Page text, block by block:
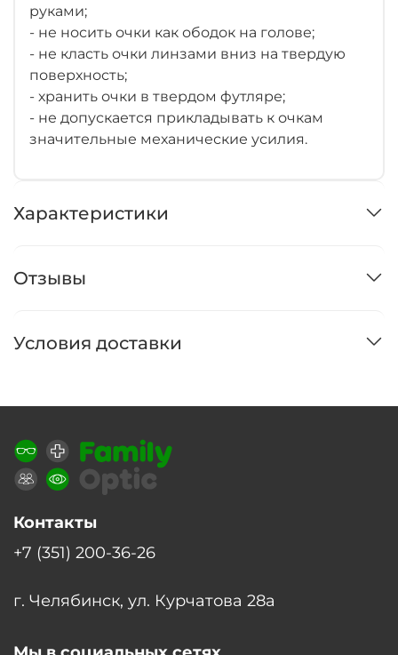
руками;
- не носить очки как ободок на голове;
- не класть очки линзами вниз на твердую
поверхность;
- хранить очки в твердом футляре;
- не допускается прикладывать к очкам
значительные механические усилия.
Характеристики
Отзывы
Условия доставки
Контакты
+7 (351) 200-36-26
г. Челябинск, ул. Курчатова 28а